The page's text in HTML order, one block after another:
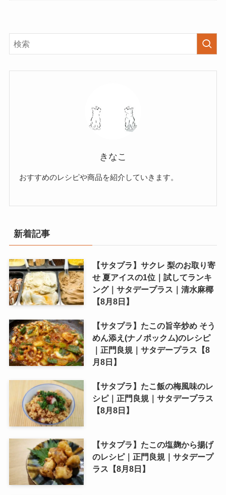
きなこ
おすすめのレシピや商品を紹介していきます。
新着記事
【サタプラ】サクレ 梨のお取り寄
せ 夏アイスの1位｜試してランキ
ング｜サタデープラス｜清水麻椰
【8月8日】
【サタプラ】たこの旨辛炒め そう
めん添え(ナノポックム)のレシピ
｜正門良規｜サタデープラス【8
月8日】
【サタプラ】たこ飯の梅風味のレ
シピ｜正門良規｜サタデープラス
【8月8日】
【サタプラ】たこの塩麹から揚げ
のレシピ｜正門良規｜サタデープ
ラス【8月8日】